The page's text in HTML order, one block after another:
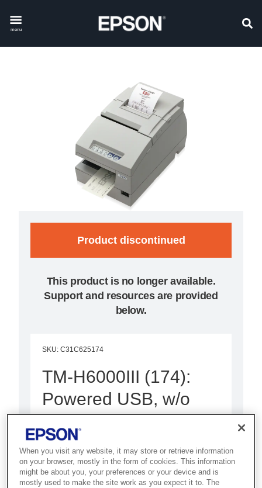
menu
Product discontinued
This product is no longer available.
Support and resources are provided
below.
SKU: C31C625174
TM-H6000III (174):
Powered USB, w/o
PS, EDG
Termal fiş, çek ve slip yazdırma
özellikleriyle çok işlev ile en
yüksek çoklu işlevde son nokta.
When you visit any website, it may store or retrieve information
on your browser, mostly in the form of cookies. This information
might be about you, your preferences or your device and is
mostly used to make the site work as you expect it to. The